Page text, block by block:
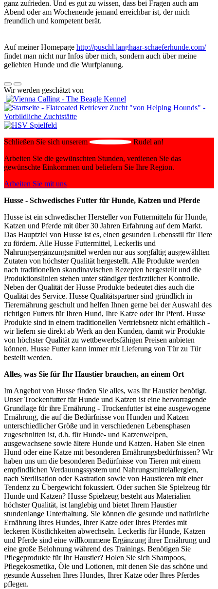
ganz zufrieden. Und es gut zu wissen, dass bei Fragen auch am
Abend oder am Wochenende jemand erreichbar ist, der mich
freundlich und kompetent berät.
Auf meiner Homepage http://puschl.langhaar-schaeferhunde.com/
findet man nicht nur Infos über mich, sondern auch über meine
geliebten Hunde und die Wurfplanung.
Wir werden geschätzt von
Schließen Sie sich unserem
Rudel an!
Arbeiten Sie die gewünschten Stunden, verdienen Sie das
gewünschte Einkommen und beliefern Sie Ihre Region.
Arbeiten Sie mit uns
Husse - Schwedisches Futter für Hunde, Katzen und Pferde
Husse ist ein schwedischer Hersteller von Futtermitteln für Hunde,
Katzen und Pferde mit über 30 Jahren Erfahrung auf dem Markt.
Das Hauptziel von Husse ist es, einen gesunden Lebensstil für Tiere
zu fördern. Alle Husse Futtermittel, Leckerlis und
Nahrungsergänzungsmittel werden nur aus sorgfältig ausgewählten
Zutaten von höchster Qualität hergestellt. Alle Produkte werden
nach traditionellen skandinavischen Rezepten hergestellt und die
Produktionslinien stehen unter ständiger tierärztlicher Kontrolle.
Neben der Qualität der Husse Produkte bedeutet dies auch die
Qualität des Service. Husse Qualitätspartner sind gründlich in
Tierernährung geschult und helfen Ihnen gerne bei der Auswahl des
richtigen Futters für Ihren Hund, Ihre Katze oder Ihr Pferd. Husse
Produkte sind in einem traditionellen Vertriebsnetz nicht erhältlich -
wir liefern sie direkt ab Werk an den Kunden, damit wir Produkte
von höchster Qualität zu wettbewerbsfähigen Preisen anbieten
können. Husse Futter kann immer mit Lieferung von Tür zu Tür
bestellt werden.
Alles, was Sie für Ihr Haustier brauchen, an einem Ort
Im Angebot von Husse finden Sie alles, was Ihr Haustier benötigt.
Unser Trockenfutter für Hunde und Katzen ist eine hervorragende
Grundlage für ihre Ernährung - Trockenfutter ist eine ausgewogene
Ernährung, die auf die Bedürfnisse von Hunden und Katzen
unterschiedlicher Größe und in verschiedenen Lebensphasen
zugeschnitten ist, d.h. für Hunde- und Katzenwelpen,
ausgewachsene sowie ältere Hunde und Katzen. Haben Sie einen
Hund oder eine Katze mit besonderen Ernährungsbedürfnissen? Wir
haben uns um die besonderen Bedürfnisse von Tieren mit einem
empfindlichen Verdauungssystem und Nahrungsmittelallergien,
nach Sterilisation oder Kastration sowie von Haustieren mit einer
Tendenz zu Übergewicht fokussiert. Oder suchen Sie Spielzeug für
Hunde und Katzen? Husse Spielzeug besteht aus Materialien
höchster Qualität, ist langlebig und bietet Ihrem Haustier
stundenlange Unterhaltung. Sie können die gesunde und natürliche
Ernährung Ihres Hundes, Ihrer Katze oder Ihres Pferdes mit
leckeren Köstlichkeiten abwechseln. Leckerlis für Hunde, Katzen
und Pferde sind eine willkommene Ergänzung ihrer Ernährung und
eine große Belohnung während des Trainings. Benötigen Sie
Pflegeprodukte für Ihr Haustier? Holen Sie sich Shampoos,
Pflegekosmetika, Öle und Lotionen, mit denen Sie das schöne und
gesunde Aussehen Ihres Hundes, Ihrer Katze oder Ihres Pferdes
pflegen.